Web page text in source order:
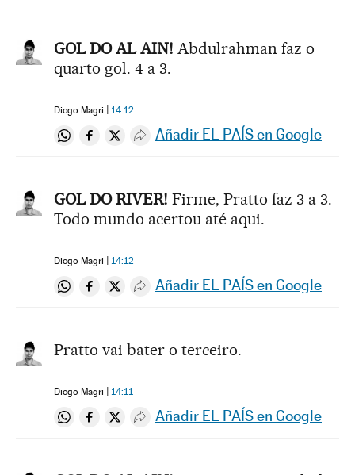
GOL DO AL AIN! Abdulrahman faz o
quarto gol. 4 a 3.
Diogo Magri 14:12
Compartir en Whatsapp
Compartir en Facebook
Compartir en Twitter
Desplegar Redes Sociales
Añadir EL PAÍS en Google
GOL DO RIVER! Firme, Pratto faz 3 a 3.
Todo mundo acertou até aqui.
Diogo Magri 14:12
Compartir en Whatsapp
Compartir en Facebook
Compartir en Twitter
Desplegar Redes Sociales
Añadir EL PAÍS en Google
Pratto vai bater o terceiro.
Diogo Magri 14:11
Compartir en Whatsapp
Compartir en Facebook
Compartir en Twitter
Desplegar Redes Sociales
Añadir EL PAÍS en Google